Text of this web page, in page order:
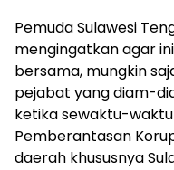
‎Pemuda Sulawesi
mengingatkan agar
bersama, mungkin
pejabat yang diam-
ketika sewaktu-
Pemberantasan
daerah khususnya